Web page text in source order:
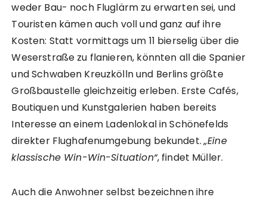
weder Bau- noch Fluglärm zu erwarten sei, und
Touristen kämen auch voll und ganz auf ihre
Kosten: Statt vormittags um 11 bierselig über die
Weserstraße zu flanieren, könnten all die Spanier
und Schwaben Kreuzkölln und Berlins größte
Großbaustelle gleichzeitig erleben. Erste Cafés,
Boutiquen und Kunstgalerien haben bereits
Interesse an einem Ladenlokal in Schönefelds
direkter Flughafenumgebung bekundet.„Eine
klassische Win-Win-Situation“, findet Müller.
Auch die Anwohner selbst bezeichnen ihre